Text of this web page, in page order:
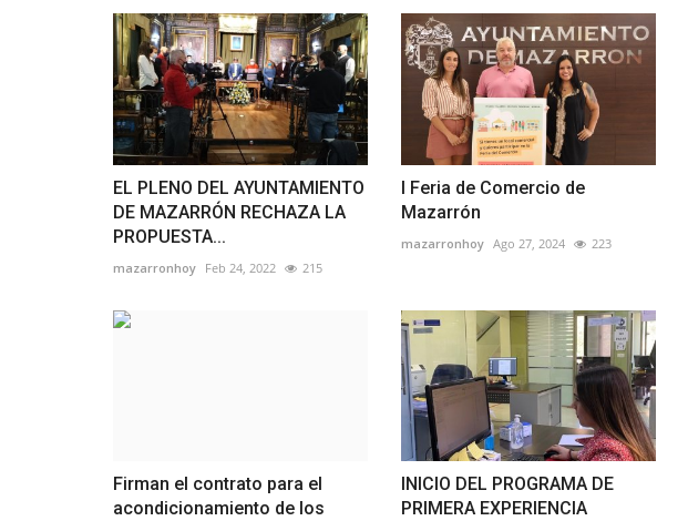
EL PLENO DEL AYUNTAMIENTO
DE MAZARRÓN RECHAZA LA
PROPUESTA...
mazarronhoy Feb 24, 2022 215
I Feria de Comercio de
Mazarrón
mazarronhoy Ago 27, 2024 223
Firman el contrato para el
acondicionamiento de los
INICIO DEL PROGRAMA DE
PRIMERA EXPERIENCIA